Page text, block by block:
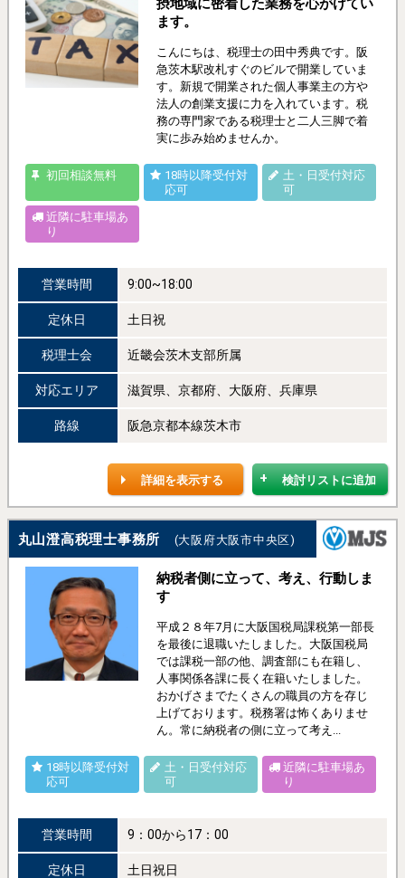
摂地域に密着した業務を心がけてい
ます。
こんにちは、税理士の田中秀典です。阪
急茨木駅改札すぐのビルで開業していま
す。新規で開業された個人事業主の方や
法人の創業支援に力を入れています。税
務の専門家である税理士と二人三脚で着
実に歩み始めませんか。
初回相談無料
18時以降受付対
応可
土・日受付対応
可
近隣に駐車場あ
り
営業時間 9:00~18:00
定休日 土日祝
税理士会 近畿会茨木支部所属
対応エリア 滋賀県、京都府、大阪府、兵庫県
路線 阪急京都本線茨木市
検討リストに追加
詳細を表示する
丸山澄高税理士事務所 (大阪府大阪市中央区)
納税者側に立って、考え、行動しま
す
平成２８年7月に大阪国税局課税第一部長
を最後に退職いたしました。大阪国税局
では課税一部の他、調査部にも在籍し、
人事関係各課に長く在籍いたしました。
おかげさまでたくさんの職員の方を存じ
上げております。税務署は怖くありませ
ん。常に納税者の側に立って考え...
18時以降受付対
応可
土・日受付対応
可
近隣に駐車場あ
り
営業時間 9：00から17：00
定休日 土日祝日